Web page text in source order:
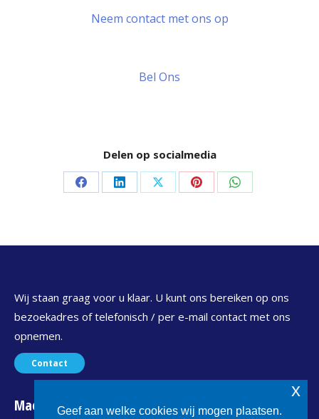
Neem contact met ons op
Bel Ons
Delen op socialmedia
Delen Delen Delen Delen Delen
Wij staan graag voor u klaar. U kunt ons bereiken op ons
bezoekadres of telefonisch / per e-mail contact met ons
opnemen.
Contact
MaconetGeef aan welke cookies wij mogen plaatsen.
x